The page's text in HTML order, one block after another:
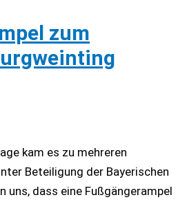
zum
kam es zu mehreren
Beteiligung der Bayerischen
uns, dass eine Fußgängerampel